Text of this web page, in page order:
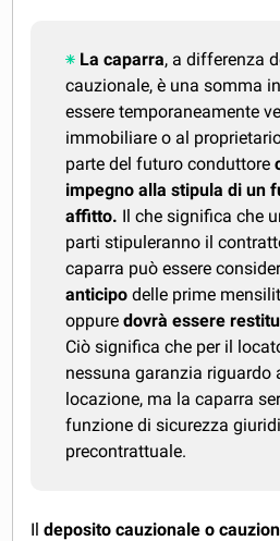
La caparra, a differenza
cauzionale, è una somma
essere temporaneamente
immobiliare o al
parte del futuro conduttore
impegno alla stipula di un
affitto. Il che significa che
parti stipuleranno il
caparra può essere
anticipo delle prime
oppuredovrà essere
Ciò significa che per il
nessuna garanzia riguardo
locazione, ma la caparra
funzione di sicurezza
precontrattuale.
Ildeposito cauzionale o